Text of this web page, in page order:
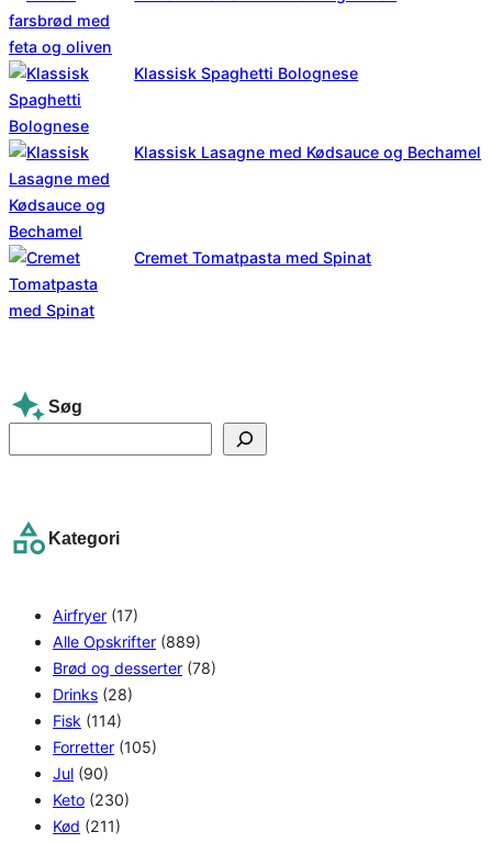
Klassisk Spaghetti Bolognese
Klassisk Lasagne med Kødsauce og Bechamel
Cremet Tomatpasta med Spinat
Søg
e
c
Kategori
Airfryer (17)
Alle Opskrifter (889)
Brød og desserter (78)
Drinks (28)
Fisk (114)
Forretter (105)
Jul (90)
Keto (230)
Kød (211)